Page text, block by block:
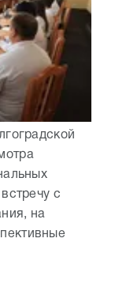
с
на